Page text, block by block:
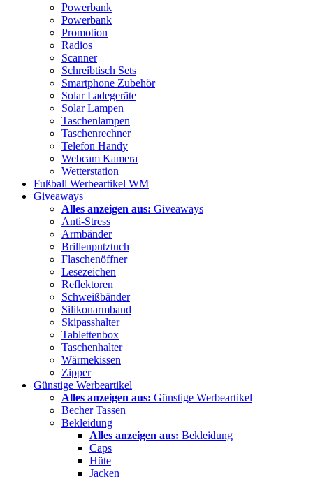
Powerbank
Powerbank
Promotion
Radios
Scanner
Schreibtisch Sets
Smartphone Zubehör
Solar Ladegeräte
Solar Lampen
Taschenlampen
Taschenrechner
Telefon Handy
Webcam Kamera
Wetterstation
Fußball Werbeartikel WM
Giveaways
Alles anzeigen aus: Giveaways
Anti-Stress
Armbänder
Brillenputztuch
Flaschenöffner
Lesezeichen
Reflektoren
Schweißbänder
Silikonarmband
Skipasshalter
Tablettenbox
Taschenhalter
Wärmekissen
Zipper
Günstige Werbeartikel
Alles anzeigen aus: Günstige Werbeartikel
Becher Tassen
Bekleidung
Alles anzeigen aus: Bekleidung
Caps
Hüte
Jacken